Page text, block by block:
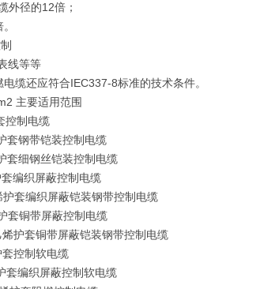
外径的12倍；
线等等
缆还应符合IEC337-8标准的技术条件。
主要适用范围
控制电缆
套钢带铠装控制电缆
套细钢丝铠装控制电缆
编织屏蔽控制电缆
套编织屏蔽铠装钢带控制电缆
套铜带屏蔽控制电缆
护套铜带屏蔽铠装钢带控制电缆
控制软电缆
套编织屏蔽控制软电缆